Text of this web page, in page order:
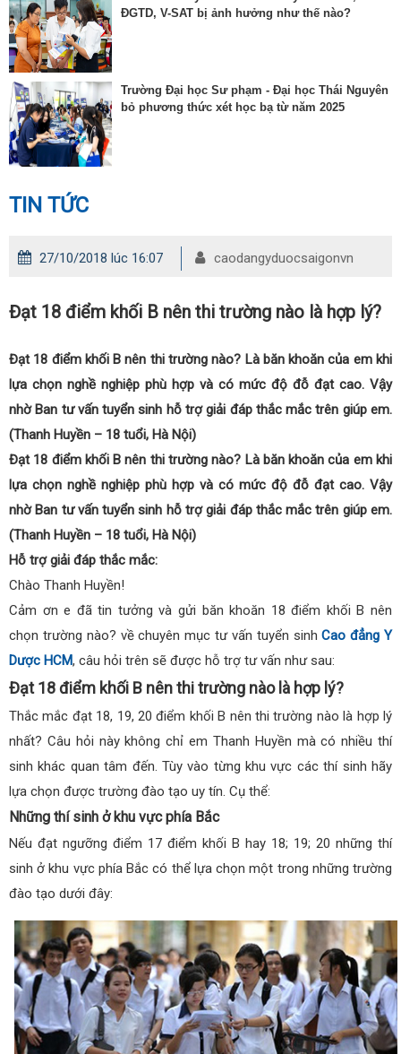
ĐGTD, V-SAT bị ảnh hưởng như thế nào?
Trường Đại học Sư phạm - Đại học Thái Nguyên
bỏ phương thức xét học bạ từ năm 2025
TIN TỨC
27/10/2018 lúc 16:07 caodangyduocsaigonvn
Đạt 18 điểm khối B nên thi trường nào là hợp lý?
Đạt 18 điểm khối B nên thi trường nào? Là băn khoăn của em khi
lựa chọn nghề nghiệp phù hợp và có mức độ đỗ đạt cao. Vậy
nhờ Ban tư vấn tuyển sinh hỗ trợ giải đáp thắc mắc trên giúp em.
(Thanh Huyền – 18 tuổi, Hà Nội)
Đạt 18 điểm khối B nên thi trường nào? Là băn khoăn của em khi
lựa chọn nghề nghiệp phù hợp và có mức độ đỗ đạt cao. Vậy
nhờ Ban tư vấn tuyển sinh hỗ trợ giải đáp thắc mắc trên giúp em.
(Thanh Huyền – 18 tuổi, Hà Nội)
Hỗ trợ giải đáp thắc mắc:
Chào Thanh Huyền!
Cảm ơn e đã tin tưởng và gửi băn khoăn 18 điểm khối B nên
chọn trường nào? về chuyên mục tư vấn tuyển sinhCao đẳng Y
Dược HCM, câu hỏi trên sẽ được hỗ trợ tư vấn như sau:
Đạt 18 điểm khối B nên thi trường nào là hợp lý?
Thắc mắc đạt 18, 19, 20 điểm khối B nên thi trường nào là hợp lý
nhất? Câu hỏi này không chỉ em Thanh Huyền mà có nhiều thí
sinh khác quan tâm đến. Tùy vào từng khu vực các thí sinh hãy
lựa chọn được trường đào tạo uy tín. Cụ thể:
Những thí sinh ở khu vực phía Bắc
Nếu đạt ngưỡng điểm 17 điểm khối B hay 18; 19; 20 những thí
sinh ở khu vực phía Bắc có thể lựa chọn một trong những trường
đào tạo dưới đây: